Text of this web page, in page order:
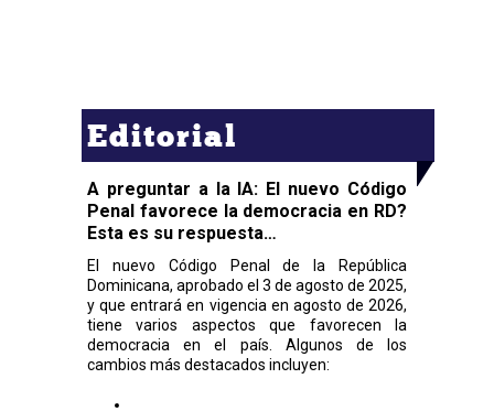
Editorial
A preguntar a la IA: El nuevo Código
Penal favorece la democracia en RD?
Esta es su respuesta…
El nuevo Código Penal de la República
Dominicana, aprobado el 3 de agosto de 2025,
y que entrará en vigencia en agosto de 2026,
tiene varios aspectos que favorecen la
democracia en el país. Algunos de los
cambios más destacados incluyen: